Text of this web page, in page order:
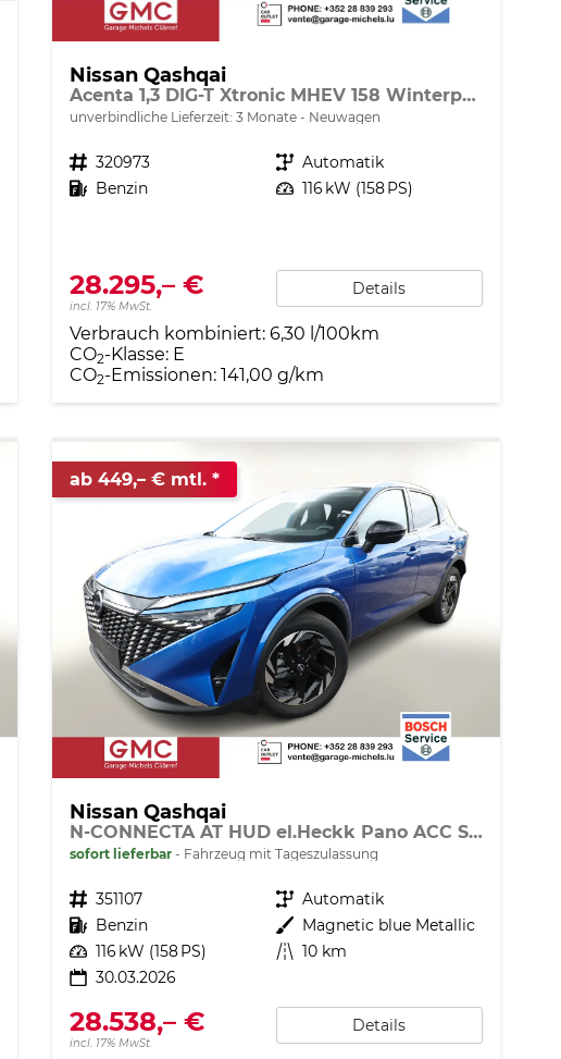
Nissan Qashqai
Acenta 1,3 DIG-T Xtronic MHEV 158 Winterpaket
unverbindliche Lieferzeit: 3 Monate Neuwagen
Fahrzeugnr. 320973 Getriebe Automatik
Kraftstoff Benzin Leistung 116 kW (158 PS)
28.295,– €
incl. 17% MwSt.
Details
Verbrauch kombiniert: 6,30 l/100km
CO2-Klasse: E
CO2-Emissionen: 141,00 g/km
ab 449,– € mtl.
Nissan Qashqai
N-CONNECTA AT HUD el.Heckk Pano ACC SHZ
sofort lieferbar Fahrzeug mit Tageszulassung
Fahrzeugnr. 351107 Getriebe Automatik
Kraftstoff Benzin Außenfarbe Magnetic blue Metallic
Leistung 116 kW (158 PS) Kilometerstand 10 km
30.03.2026
28.538,– €
incl. 17% MwSt.
Details